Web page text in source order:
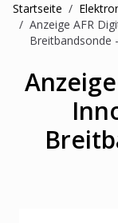
Startseite /
/ Anzeige AFR
Breitbandsonde